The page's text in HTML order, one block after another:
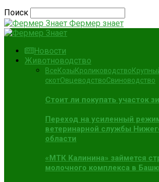
Поиск
Фермер знает
Новости
Животноводство
ВсеКозыКролиководство
скотОвцеводствоСвиноводство
Стоит ли покупать участок
Переход на усиленный
ветеринарной службы
области
«МТК Калинина» займется
молочного комплекса в